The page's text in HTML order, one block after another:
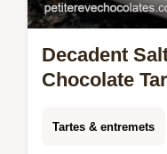
Decadent
Chocolate
Tartes & entremets